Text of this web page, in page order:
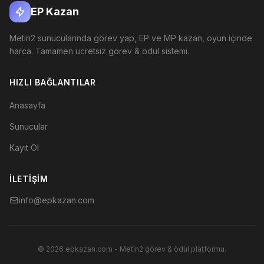
EP Kazan
Metin2 sunucularında görev yap, EP ve MP kazan, oyun içinde
harca. Tamamen ücretsiz görev & ödül sistemi.
HIZLI BAĞLANTILAR
Anasayfa
Sunucular
Kayıt Ol
İLETIŞIM
info@epkazan.com
© 2026 epkazan.com - Metin2 görev & ödül platformu.